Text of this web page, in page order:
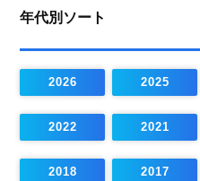
年代別ソート
2026 2025
2022 2021
2018 2017